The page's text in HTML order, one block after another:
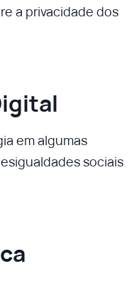
a privacidade dos
em algumas
sociais